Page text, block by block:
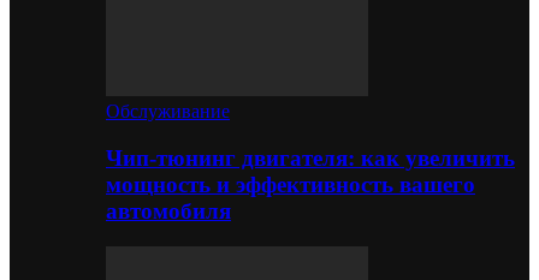
Обслуживание
Чип-тюнинг двигателя: как увеличить
мощность и эффективность вашего
автомобиля